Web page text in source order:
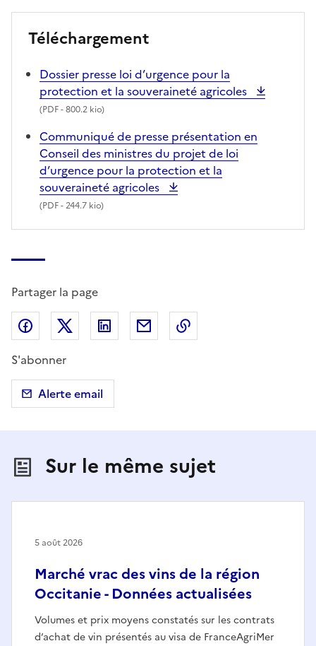
Téléchargement
Dossier presse loi d’urgence pour la
protection et la souveraineté agricoles
(PDF- 800.2 kio)
Communiqué de presse présentation en
Conseil des ministres du projet de loi
d’urgence pour la protection et la
souveraineté agricoles
(PDF- 244.7 kio)
Partager la page
Partager sur Facebook
Partager sur X (anciennement Twitter)
Partager sur LinkedIn
Partager par email
S'abonner
Alerte email
Sur le même sujet
Marché vrac des vins de la région
Occitanie - Données actualisées
Volumes et prix moyens constatés sur les contrats
d’achat de vin présentés au visa de FranceAgriMer
5 août 2026